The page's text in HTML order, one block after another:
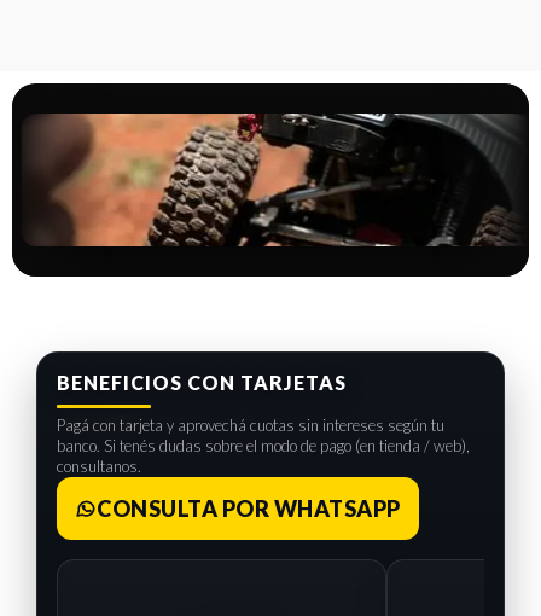
BENEFICIOS CON TARJETAS
Pagá con tarjeta y aprovechá cuotas sin intereses según tu
banco. Si tenés dudas sobre el modo de pago (en tienda / web),
consultanos.
CONSULTA POR WHATSAPP